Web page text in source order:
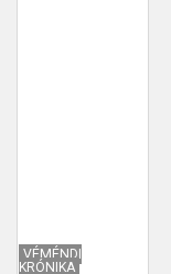
VÉMÉNDI
KRÓNIKA